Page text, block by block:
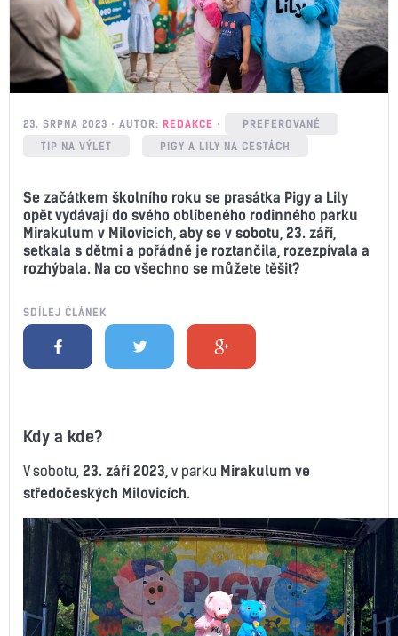
23. SRPNA 2023 AUTOR: REDAKCE
PREFEROVANÉ
TIP NA VÝLET
PIGY A LILY NA CESTÁCH
Se začátkem školního roku se prasátka Pigy a Lily
opět vydávají do svého oblíbeného rodinného parku
Mirakulum v Milovicích, aby se v sobotu, 23. září,
setkala s dětmi a pořádně je roztančila, rozezpívala a
rozhýbala. Na co všechno se můžete těšit?
SDÍLEJ ČLÁNEK
Kdy a kde?
V sobotu, 23. září 2023, v parku Mirakulum ve
středočeských Milovicích.